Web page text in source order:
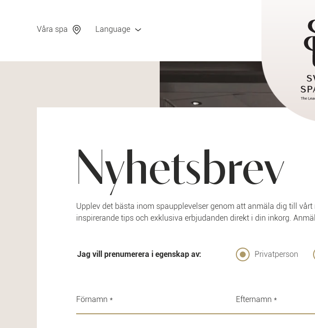
Våra spa Language
Nyhetsbrev
Upplev det bästa inom spaupplevelser genom att anmäla dig till vårt
inspirerande tips och exklusiva erbjudanden direkt i din inkorg.
Jag vill prenumerera i egenskap av: Privatperson